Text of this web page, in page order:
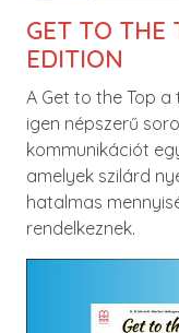
GET TO THE
EDITION
A Get to the Top
igen népszerű
kommunikációt
amelyek szilárd
hatalmas
rendelkeznek.